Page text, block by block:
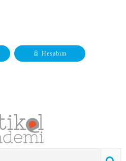
Hesabım